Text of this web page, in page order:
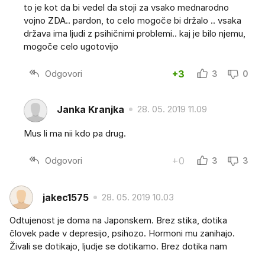
to je kot da bi vedel da stoji za vsako mednarodno
vojno ZDA.. pardon, to celo mogoče bi držalo .. vsaka
država ima ljudi z psihičnimi problemi.. kaj je bilo njemu,
mogoče celo ugotovijo
Odgovori +3 3 0
Janka Kranjka 28. 05. 2019 11.09
Mus li ma nii kdo pa drug.
Odgovori +0 3 3
jakec1575 28. 05. 2019 10.03
Odtujenost je doma na Japonskem. Brez stika, dotika
človek pade v depresijo, psihozo. Hormoni mu zanihajo.
Živali se dotikajo, ljudje se dotikamo. Brez dotika nam